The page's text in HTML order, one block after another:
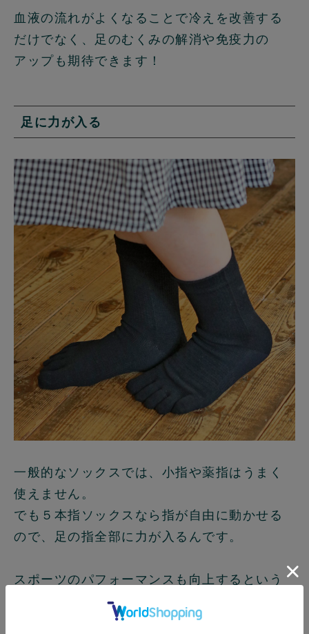
血液の流れがよくなることで冷えを改善する
だけでなく、足のむくみの解消や免疫力の
アップも期待できます！
足に力が入る
一般的なソックスでは、小指や薬指はうまく
使えません。
でも５本指ソックスなら指が自由に動かせる
ので、足の指全部に力が入るんです。
スポーツのパフォーマンスも向上するという
ことで、愛用しているトップアスリートも多